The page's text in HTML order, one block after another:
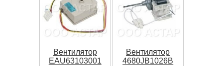
Вентилятор
EAU63103001
Вентилятор
4680JB1026B